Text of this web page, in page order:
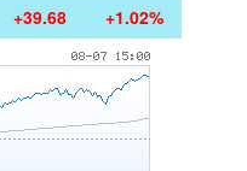
+39.68 +1.02%